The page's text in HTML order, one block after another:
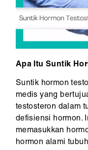
Apa Itu Suntik
Suntik hormon
medis yang
testosteron dalam
defisiensi hormon.
memasukkan
hormon alami